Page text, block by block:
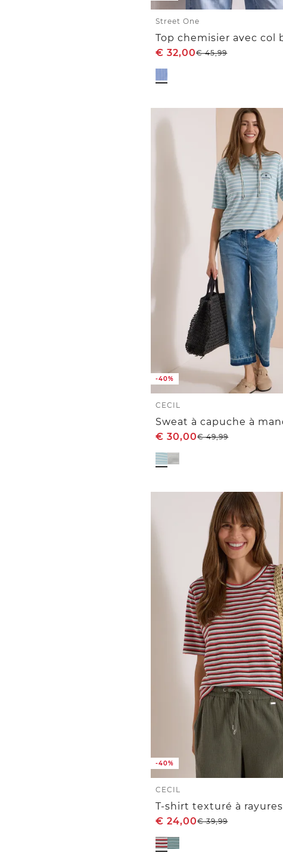
Street One
€ 32,00€45,99
-40%
CECIL
€ 30,00€49,99
-40%
CECIL
T-shirt texturé à rayures
€ 24,00€39,99